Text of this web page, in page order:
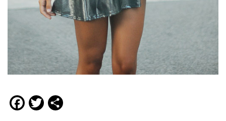
Facebook
Twitter